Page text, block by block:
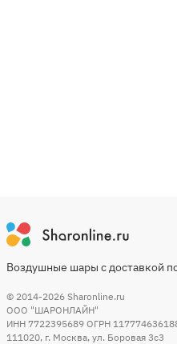
Воздушные шары с доставкой
© 2014-2026 Sharonline.ru
ООО "ШАРОНЛАЙН"
ИНН 7722395689 ОГРН
111020, г. Москва, ул. Боровая 3c3